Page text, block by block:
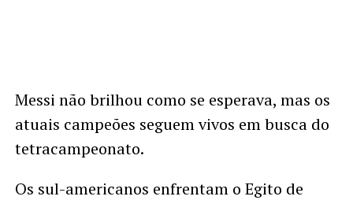
Messi não brilhou como se esperava, mas os
atuais campeões seguem vivos em busca do
tetracampeonato.
Os sul-americanos enfrentam o Egito de